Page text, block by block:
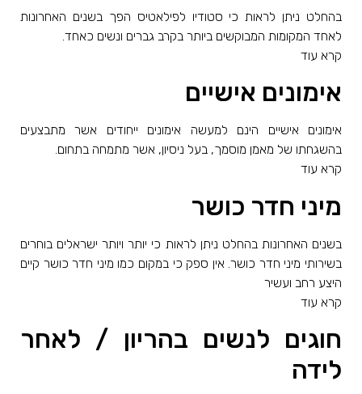
בהחלט ניתן לראות כי סטודיו לפילאטיס הפך בשנים האחרונות
לאחד המקומות המבוקשים ביותר בקרב גברים ונשים כאחד.
קרא עוד
אימונים אישיים
אימונים אישיים הינם למעשה אימונים ייחודים אשר מתבצעים
בהשגחתו של מאמן מוסמך, בעל ניסיון, אשר מתמחה בתחום.
קרא עוד
מיני חדר כושר
בשנים האחרונות בהחלט ניתן לראות כי יותר ויותר ישראלים בוחרים
בשירותי מיני חדר כושר. אין ספק כי במקום כמו מיני חדר כושר קיים
היצע רחב ועשיר
קרא עוד
חוגים לנשים בהריון / לאחר
לידה